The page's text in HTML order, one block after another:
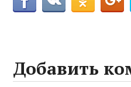
Добавить